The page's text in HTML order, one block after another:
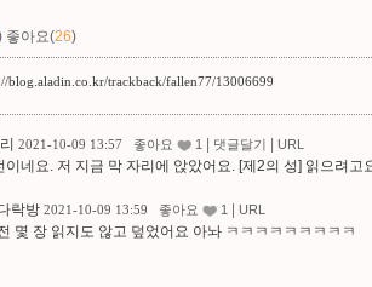
좋아요(26)
blog.aladin.co.kr/trackback/fallen77/13006699
2021-10-09 13:57 좋아요 1 댓글달기 URL
이네요. 저 지금 막 자리에 앉았어요. [제2의 성] 읽으려고
락방 2021-10-09 13:59 좋아요 1 URL
몇 장 읽지도 않고 덮었어요 아놔 ㅋㅋㅋㅋㅋㅋㅋㅋㅋ